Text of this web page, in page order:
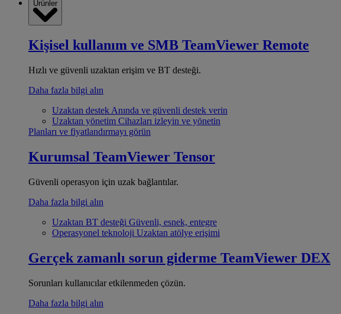
Ürünler
Kişisel kullanım ve SMB TeamViewer Remote
Hızlı ve güvenli uzaktan erişim ve BT desteği.
Daha fazla bilgi alın
Uzaktan destek Anında ve güvenli destek verin
Uzaktan yönetim Cihazları izleyin ve yönetin
Planları ve fiyatlandırmayı görün
Kurumsal TeamViewer Tensor
Güvenli operasyon için uzak bağlantılar.
Daha fazla bilgi alın
Uzaktan BT desteği Güvenli, esnek, entegre
Operasyonel teknoloji Uzaktan atölye erişimi
Gerçek zamanlı sorun giderme TeamViewer DEX
Sorunları kullanıcılar etkilenmeden çözün.
Daha fazla bilgi alın